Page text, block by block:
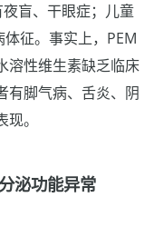
盲、干眼症；儿童
征。事实上，PEM
溶性维生素缺乏临床
有脚气病、舌炎、阴
。
泌功能异常